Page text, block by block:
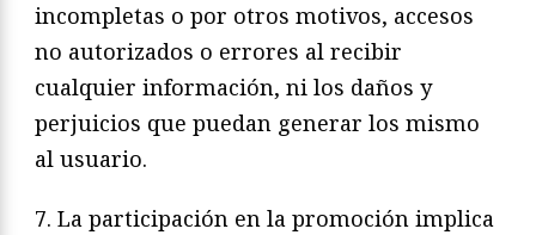
incompletas o por otros motivos, accesos
no autorizados o errores al recibir
cualquier información, ni los daños y
perjuicios que puedan generar los mismo
al usuario.
7. La participación en la promoción implica